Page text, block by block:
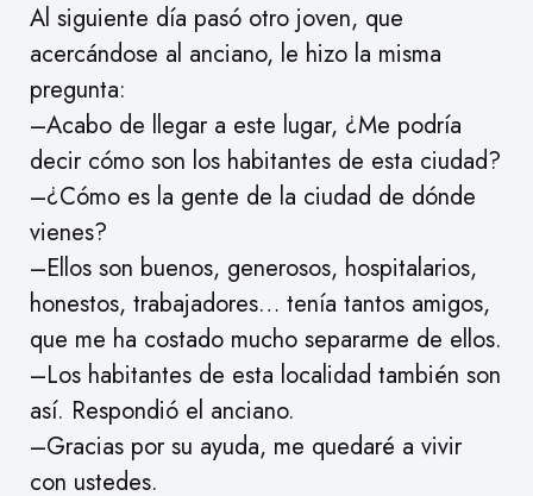
Al siguiente día pasó otro joven, que
acercándose al anciano, le hizo la misma
pregunta:
–Acabo de llegar a este lugar, ¿Me podría
decir cómo son los habitantes de esta ciudad?
–¿Cómo es la gente de la ciudad de dónde
vienes?
–Ellos son buenos, generosos, hospitalarios,
honestos, trabajadores… tenía tantos amigos,
que me ha costado mucho separarme de ellos.
–Los habitantes de esta localidad también son
así. Respondió el anciano.
–Gracias por su ayuda, me quedaré a vivir
con ustedes.